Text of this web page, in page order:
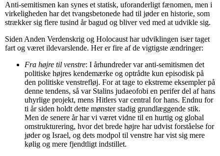
Anti-semitismen kan synes et statisk, uforanderligt fænomen, men i
virkeligheden har det tvangsbetonede had til jøder en historie, som
strækker sig flere tusind år bagud og bliver ved med at udvikle sig.
Siden Anden Verdenskrig og Holocaust har udviklingen især taget
fart og været ildevarslende. Her er fire af de vigtigste ændringer:
Fra højre til venstre: I århundreder var anti-semitismen det
politiske højres kendemærke og optrådte kun episodisk på
den politiske venstrefløj. For at tage to ekstreme eksempler på
denne tendens, så var Stalins judaeofobi en perifer del af hans
uhyrlige projekt, mens Hitlers var central for hans. Endnu for
ti år siden holdt dette mønster stadig grundlæggende stik.
Men de senere år har vi været vidne til en hurtig og global
omstrukturering, hvor det brede højre har udvist forståelse for
jøder og Israel, og dets modpol til venstre har vist sig mere
kølig og mere fjendtligt indstillet.